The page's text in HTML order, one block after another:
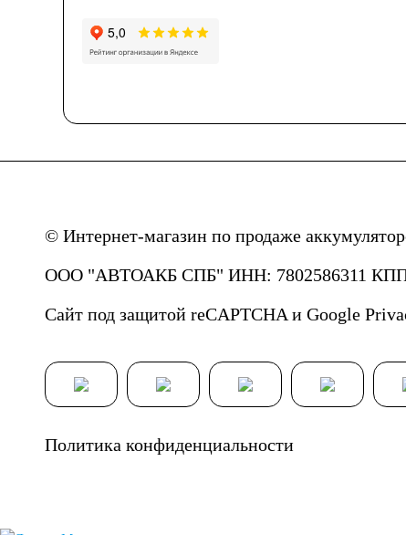
© Интернет-магазин по продаже
ООО "АВТОАКБ СПБ" ИНН: 7802586311 КПП:
Сайт под защитой reCAPTCHA и Google
Политика конфиденциальности